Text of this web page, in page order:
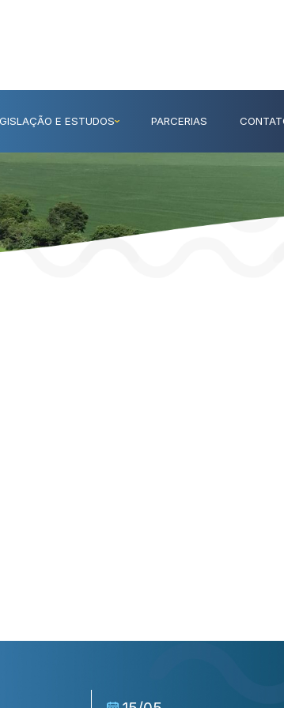
E ESTUDOS PARCERIAS